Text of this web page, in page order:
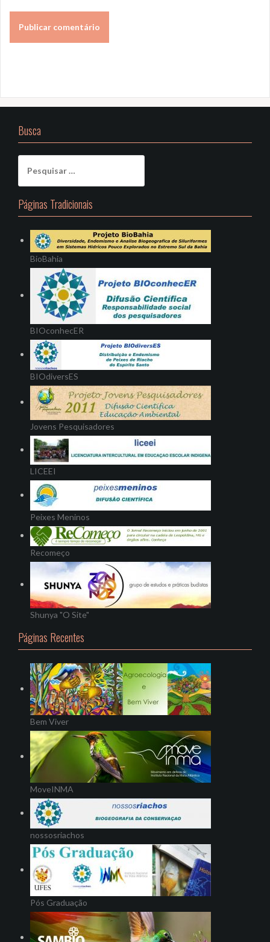
Busca
por:
Páginas Tradicionais
BioBahia
BIOconhecER
BIOdiversES
Jovens Pesquisadores
LICEEI
Peixes Meninos
Recomeço
Shunya "O Site"
Páginas Recentes
Bem Viver
MoveINMA
nossosriachos
Pós Graduação